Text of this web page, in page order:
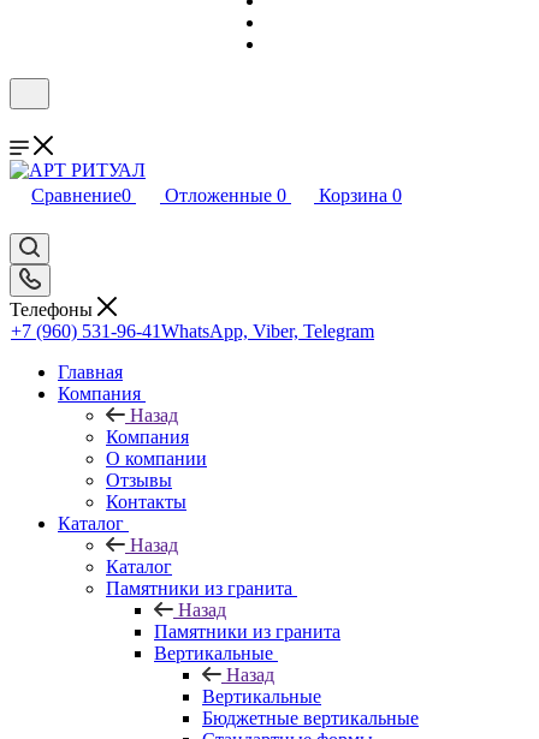
Сравнение0 Отложенные 0 Корзина 0
Телефоны
+7 (960) 531-96-41WhatsApp, Viber, Telegram
Главная
Компания
Назад
Компания
О компании
Отзывы
Контакты
Каталог
Назад
Каталог
Памятники из гранита
Назад
Памятники из гранита
Вертикальные
Назад
Вертикальные
Бюджетные вертикальные